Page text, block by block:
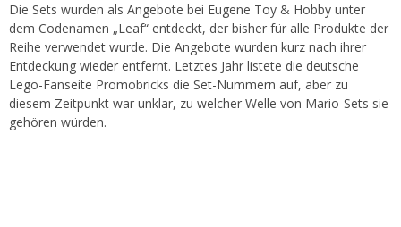
Die Sets wurden als Angebote bei Eugene Toy & Hobby unter
dem Codenamen „Leaf“ entdeckt, der bisher für alle Produkte der
Reihe verwendet wurde. Die Angebote wurden kurz nach ihrer
Entdeckung wieder entfernt. Letztes Jahr listete die deutsche
Lego-Fanseite Promobricks die Set-Nummern auf, aber zu
diesem Zeitpunkt war unklar, zu welcher Welle von Mario-Sets sie
gehören würden.